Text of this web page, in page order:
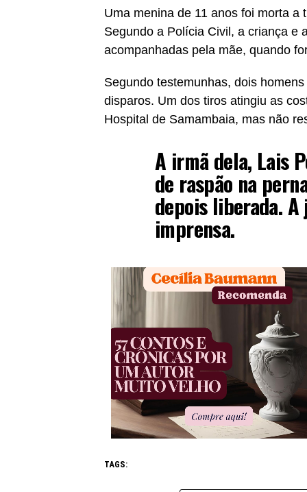
Uma menina de 11 anos foi morta a
Segundo a Polícia Civil, a criança e
acompanhadas pela mãe, quando
Segundo testemunhas, dois
disparos. Um dos tiros atingiu as
Hospital de Samambaia, mas não
A irmã dela, Lais
de raspão na
depois liberada.
imprensa.
TAGS: